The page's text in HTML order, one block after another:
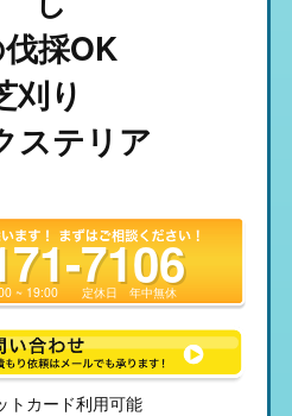
採OK
刈り
ステリア
7106
~ 19:00 定休日年中無休
トカード利用可能